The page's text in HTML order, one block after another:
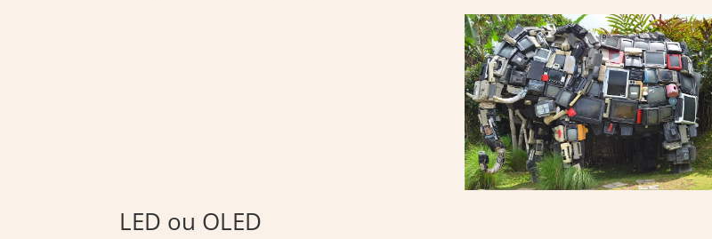
LED ou OLED